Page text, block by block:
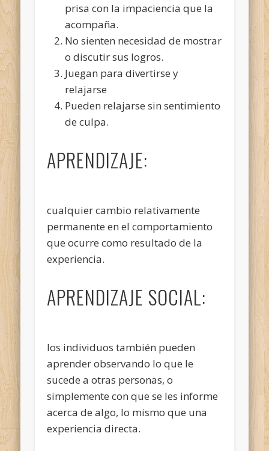
prisa con la impaciencia que la
acompaña.
No sienten necesidad de mostrar
o discutir sus logros.
Juegan para divertirse y
relajarse
Pueden relajarse sin sentimiento
de culpa.
APRENDIZAJE:
cualquier cambio relativamente
permanente en el comportamiento
que ocurre como resultado de la
experiencia.
APRENDIZAJE SOCIAL:
los individuos también pueden
aprender observando lo que le
sucede a otras personas, o
simplemente con que se les informe
acerca de algo, lo mismo que una
experiencia directa.